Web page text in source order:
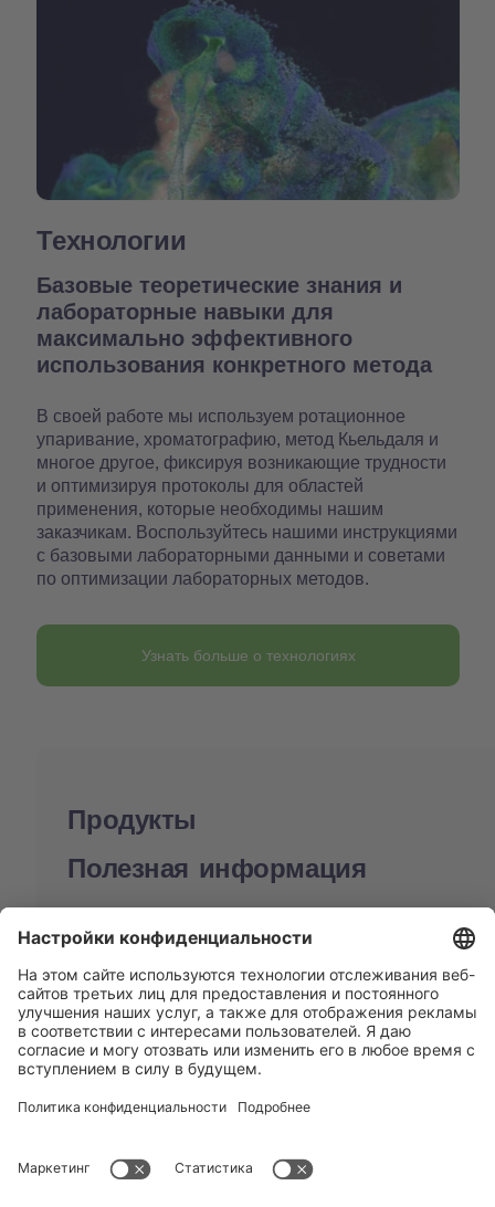
Технологии
Базовые теоретические знания и
лабораторные навыки для
максимально эффективного
использования конкретного метода
В своей работе мы используем ротационное
упаривание, хроматографию, метод Кьельдаля и
многое другое, фиксируя возникающие трудности
и оптимизируя протоколы для областей
применения, которые необходимы нашим
заказчикам. Воспользуйтесь нашими инструкциями
с базовыми лабораторными данными и советами
по оптимизации лабораторных методов.
Узнать больше о технологиях
Продукты
Полезная информация
BUCHI World
Поддержка
Shop
Contact us
Быстрые ссылки